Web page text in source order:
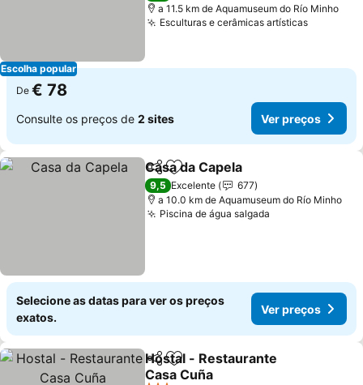
Escolha popular
a 11.5 km de Aquamuseum do Río Minho
Esculturas e cerâmicas artísticas
De € 78
Consulte os preços de 2 sites Ver preços
PartilharAdicionar aos favoritos
Casa da Capela
9,5 Excelente
677
a 10.0 km de Aquamuseum do Río Minho
Piscina de água salgada
Selecione as datas para ver os preços
exatos.
Ver preços
PartilharAdicionar aos favoritos
Hostal - Restaurante
Casa Cuña